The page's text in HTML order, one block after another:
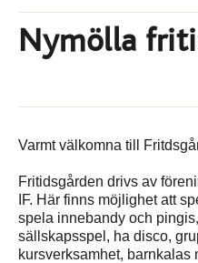
Nymölla
Varmt välkomna till
Fritidsgården drivs av
IF. Här finns möjlighet att
spela innebandy och
sällskapsspel, ha disco,
kursverksamhet, barnkalas